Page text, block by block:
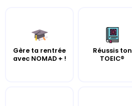
Gère ta rentrée
avec NOMAD + !
Réussis ton
TOEIC®